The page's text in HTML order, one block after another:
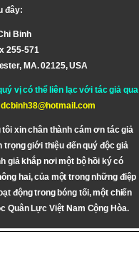
đây:
Binh
255-571
MA. 02125, USA
vị có thể liên lạc với tác giả qua
dcbinh38@hotmail.com
tôi xin chân thành cám ơn tác giả
trọng giới thiệu đến quý độc giả
giả khắp nơi một bộ hồi ký có
hai, của một trong những điệp
động trong bóng tối, một chiến
Quân Lực Việt Nam Cộng Hòa.